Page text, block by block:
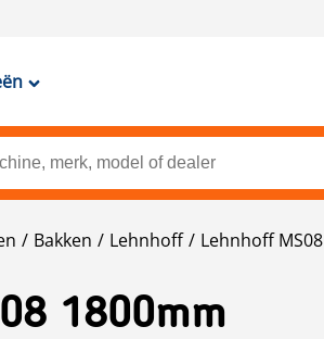
Bakken Lehnhoff Lehnhoff MS08
1800mm